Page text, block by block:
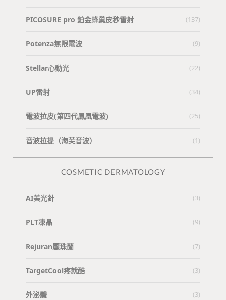
PICOSURE pro 鉑金蜂巢皮秒雷射 (137)
Potenza無限電波 (9)
Stellar心動光 (22)
UP雷射 (34)
電波拉皮(第四代鳳凰電波) (25)
⾳波拉提（海芙⾳波） (1)
COSMETIC DERMATOLOGY
AI美光針 (3)
PLT凍晶 (9)
Rejuran麗珠蘭 (7)
TargetCool疼就酷 (3)
外泌體 (3)